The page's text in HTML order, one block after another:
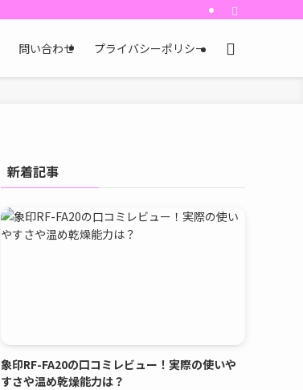
問い合わせ プライバシーポリシー
新着記事
象印RF-FA20の口コミレビュー！実際の使いや
すさや温め乾燥能力は？